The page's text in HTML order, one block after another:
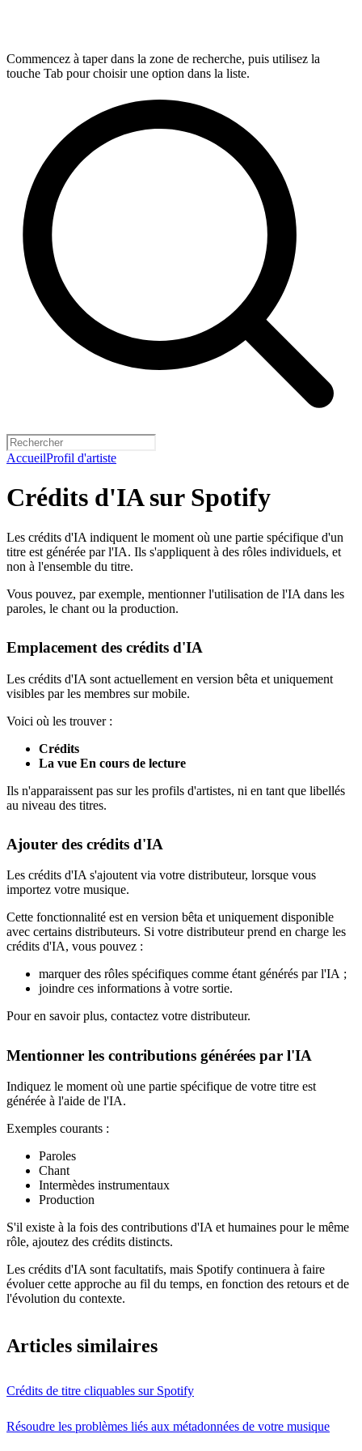
Commencez à taper dans la zone de recherche, puis utilisez la
touche Tab pour choisir une option dans la liste.
AccueilProfil d'artiste
Crédits d'IA sur Spotify
Les crédits d'IA indiquent le moment où une partie spécifique d'un
titre est générée par l'IA. Ils s'appliquent à des rôles individuels, et
non à l'ensemble du titre.
Vous pouvez, par exemple, mentionner l'utilisation de l'IA dans les
paroles, le chant ou la production.
Emplacement des crédits d'IA
Les crédits d'IA sont actuellement en version bêta et uniquement
visibles par les membres sur mobile.
Voici où les trouver :
Crédits
La vue En cours de lecture
Ils n'apparaissent pas sur les profils d'artistes, ni en tant que libellés
au niveau des titres.
Ajouter des crédits d'IA
Les crédits d'IA s'ajoutent via votre distributeur, lorsque vous
importez votre musique.
Cette fonctionnalité est en version bêta et uniquement disponible
avec certains distributeurs. Si votre distributeur prend en charge les
crédits d'IA, vous pouvez :
marquer des rôles spécifiques comme étant générés par l'IA ;
joindre ces informations à votre sortie.
Pour en savoir plus, contactez votre distributeur.
Mentionner les contributions générées par l'IA
Indiquez le moment où une partie spécifique de votre titre est
générée à l'aide de l'IA.
Exemples courants :
Paroles
Chant
Intermèdes instrumentaux
Production
S'il existe à la fois des contributions d'IA et humaines pour le même
rôle, ajoutez des crédits distincts.
Les crédits d'IA sont facultatifs, mais Spotify continuera à faire
évoluer cette approche au fil du temps, en fonction des retours et de
l'évolution du contexte.
Articles similaires
Crédits de titre cliquables sur Spotify
Résoudre les problèmes liés aux métadonnées de votre musique